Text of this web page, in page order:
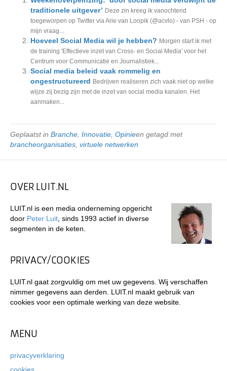
traditionele uitgever’ Deze zin kreeg ik vanochtend
toegeworpen op Twitter via Arie van Loopik (@acvlo) - van PSH - op
mijn vraag...
Hoeveel Social Media wil je hebben? Morgen start ik met
de training 'Effectieve inzet van Cross- en Social Media' voor het
Centrum voor Communicatie en Journalistiek...
Social media beleid vaak rommelig en
ongestructureerd Bedrijven realiseren zich vaak niet op welke
wijze zij bezig zijn met de inzet van social media kanalen. Het
aanmaken...
Geplaatst in Branche Innovatie Opinieen getagd met
brancheorganisaties virtuele netwerken
OVER LUIT.NL
LUIT.nl is een media onderneming opgericht
door Peter Luit , sinds 1993 actief in diverse
segmenten in de keten.
PRIVACY/COOKIES
LUIT.nl gaat zorgvuldig om met uw gegevens. Wij verschaffen
nimmer gegevens aan derden. LUIT.nl maakt gebruik van
cookies voor een optimale werking van deze website.
MENU
privacyverklaring